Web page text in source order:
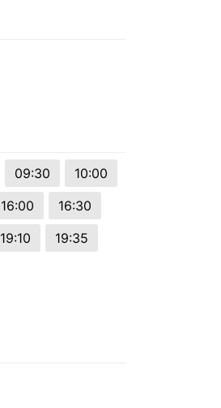
09:30
10:00
16:00
16:30
19:10
19:35